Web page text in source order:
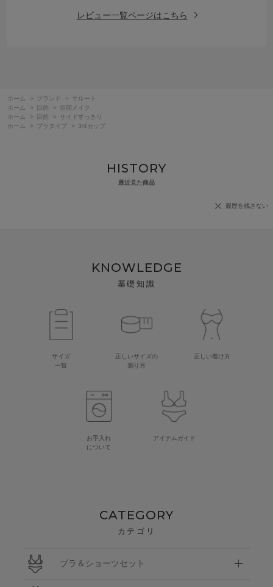
レビュー一覧ページはこちら
ホーム > ブランド >
サルート
ホーム
> 目的 >
谷間メイク
ホーム
> 目的 >
サイドすっきり
ホーム
> ブラタイプ > 3/4カップ
HISTORY
最近見た商品
履歴を残さない
KNOWLEDGE
基礎知識
サイズ
一覧
正しいサイズの
測り方
正しい着け方
お手入れ
について
アイテムガイド
CATEGORY
カテゴリ
ブラ＆ショーツセット